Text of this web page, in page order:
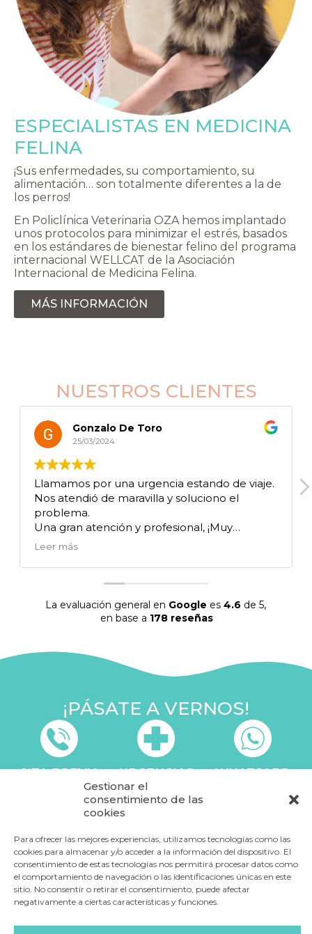
Gestionar el
consentimiento de las
cookies
Para ofrecer las mejores experiencias, utilizamos tecnologías como las
cookies para almacenar y/o acceder a la información del dispositivo. El
consentimiento de estas tecnologías nos permitirá procesar datos como
el comportamiento de navegación o las identificaciones únicas en este
sitio. No consentir o retirar el consentimiento, puede afectar
negativamente a ciertas características y funciones.
ESPECIALISTAS EN MEDICINA
FELINA
¡Sus enfermedades, su comportamiento, su
alimentación… son totalmente diferentes a la de
los perros!
En Policlínica Veterinaria OZA hemos implantado
unos protocolos para minimizar el estrés, basados
en los estándares de bienestar felino del programa
internacional WELLCAT de la Asociación
Internacional de Medicina Felina.
MÁS INFORMACIÓN
NUESTROS CLIENTES
Gonzalo De Toro
25/03/2024
Llamamos por una urgencia estando de viaje.
Nos atendió de maravilla y soluciono el
problema.
Una gran atención y profesional, ¡Muy
agradecidos!
Leer más
La evaluación general en Google es 4.6 de 5,
en base a 178 reseñas
¡PÁSATE A VERNOS!
CITA PREVIA
974 232 551
URGENCIAS
609 349 116
WHATSAPP
Paseo de las Autonomías, 17 - 22004 Huesca
clientes@veterinariaoza.com